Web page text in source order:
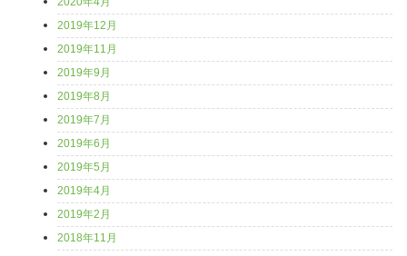
2019年12月
2019年11月
2019年9月
2019年8月
2019年7月
2019年6月
2019年5月
2019年4月
2019年2月
2018年11月